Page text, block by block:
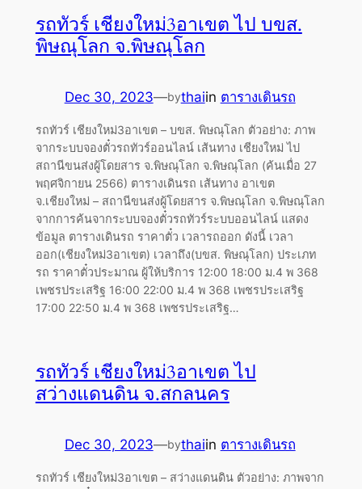
รถทัวร์ เชียงใหม่3อาเขต ไป บขส.
พิษณุโลก จ.พิษณุโลก
Dec 30, 2023—bythaiin ตารางเดินรถ
รถทัวร์ เชียงใหม่3อาเขต – บขส. พิษณุโลก ตัวอย่าง: ภาพ
จากระบบจองตั๋วรถทัวร์ออนไลน์ เส้นทาง เชียงใหม่ ไป
สถานีขนส่งผู้โดยสาร จ.พิษณุโลก จ.พิษณุโลก (ค้นเมื่อ 27
พฤศจิกายน 2566) ตารางเดินรถ เส้นทาง อาเขต
จ.เชียงใหม่ – สถานีขนส่งผู้โดยสาร จ.พิษณุโลก จ.พิษณุโลก
จากการค้นจากระบบจองตั๋วรถทัวร์ระบบออนไลน์ แสดง
ข้อมูล ตารางเดินรถ ราคาตั๋ว เวลารถออก ดังนี้ เวลา
ออก(เชียงใหม่3อาเขต) เวลาถึง(บขส. พิษณุโลก) ประเภท
รถ ราคาตั๋วประมาณ ผู้ให้บริการ 12:00 18:00 ม.4 พ 368
เพชรประเสริฐ 16:00 22:00 ม.4 พ 368 เพชรประเสริฐ
17:00 22:50 ม.4 พ 368 เพชรประเสริฐ…
รถทัวร์ เชียงใหม่3อาเขต ไป
สว่างแดนดิน จ.สกลนคร
Dec 30, 2023—bythaiin ตารางเดินรถ
รถทัวร์ เชียงใหม่3อาเขต – สว่างแดนดิน ตัวอย่าง: ภาพจาก